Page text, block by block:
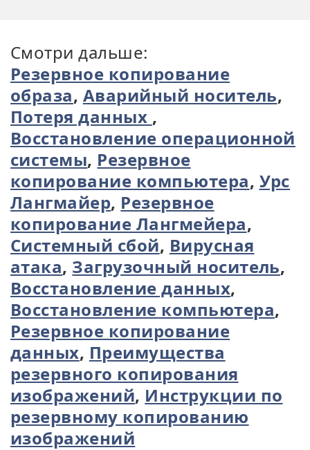
Смотри дальше:
Резервное копирование
образа, Аварийный носитель,
Потеря данных ,
Восстановление операционной
системы, Резервное
копирование компьютера, Урс
Лангмайер, Резервное
копирование Лангмейера,
Системный сбой, Вирусная
атака, Загрузочный носитель,
Восстановление данных,
Восстановление компьютера,
Резервное копирование
данных, Преимущества
резервного копирования
изображений, Инструкции по
резервному копированию
изображений